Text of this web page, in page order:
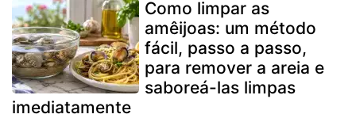
Como limpar as
amêijoas: um método
fácil, passo a passo,
para remover a areia e
saboreá-las limpas
imediatamente